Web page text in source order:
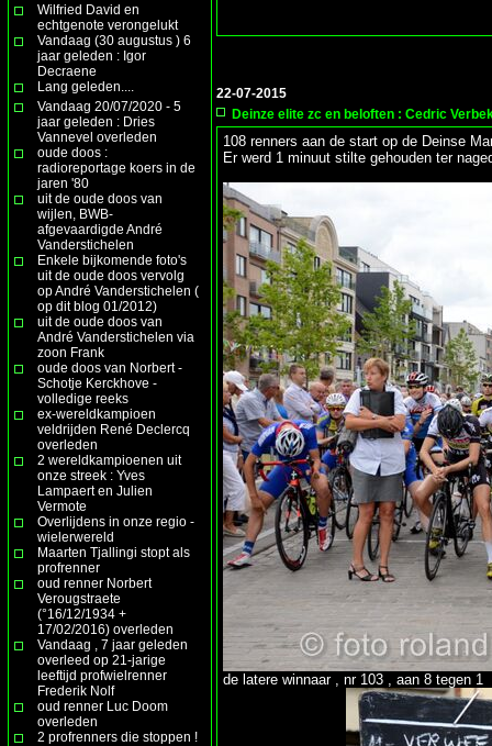
Wilfried David en
echtgenote verongelukt
Vandaag (30 augustus ) 6
jaar geleden : Igor
Decraene
Lang geleden....
Vandaag 20/07/2020 - 5
jaar geleden : Dries
Vannevel overleden
oude doos :
radioreportage koers in de
jaren '80
uit de oude doos van
wijlen, BWB-
afgevaardigde André
Vanderstichelen
Enkele bijkomende foto's
uit de oude doos vervolg
op André Vanderstichelen (
op dit blog 01/2012)
uit de oude doos van
André Vanderstichelen via
zoon Frank
oude doos van Norbert -
Schotje Kerckhove -
volledige reeks
ex-wereldkampioen
veldrijden René Declercq
overleden
2 wereldkampioenen uit
onze streek : Yves
Lampaert en Julien
Vermote
Overlijdens in onze regio -
wielerwereld
Maarten Tjallingi stopt als
profrenner
oud renner Norbert
Verougstraete
(°16/12/1934 +
17/02/2016) overleden
Vandaag , 7 jaar geleden
overleed op 21-jarige
leeftijd profwielrenner
Frederik Nolf
oud renner Luc Doom
overleden
2 profrenners die stoppen !
22-07-2015
Deinze elite zc en beloften : Cedric
108 renners aan de start op de Deinse
Er werd 1 minuut stilte gehouden ter
de latere winnaar , nr 103 , aan 8 tegen 1